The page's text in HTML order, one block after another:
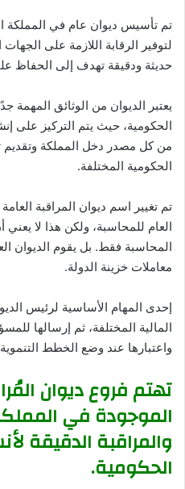
لتوفير الرقابة اللازمة على
حديثة ودقيقة تهدف إلى الحفاظ
يعتبر الديوان من الوثائق
الحكومية، حيث يتم التركيز على
من كل مصدر دخل المملكة وتقديم
الحكومية المختلفة.
العام للمحاسبة، ولكن هذا لا
المحاسبة فقط. بل يقوم الديوان
معاملات خزينة الدولة.
إحدى المهام الأساسية لرئيس
المالية المختلفة، ثم إرسالها
واعتبارها عند وضع الخطط
تهتم فروع ديوان
الموجودة في
والمراقبة الدقيقة
الحكومية.